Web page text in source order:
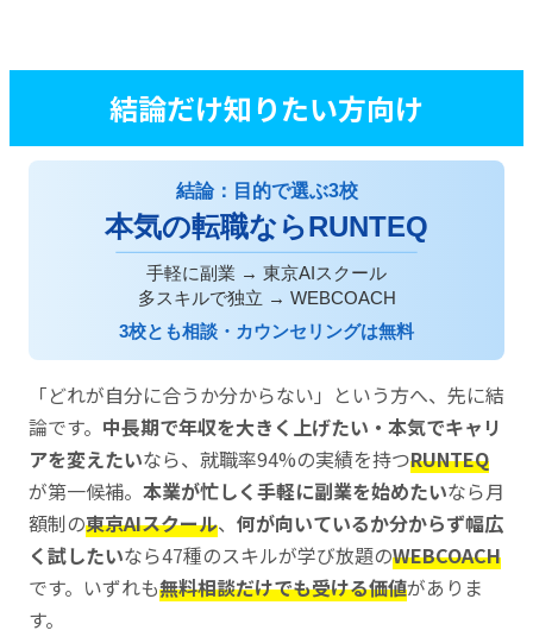
結論だけ知りたい方向け
結論：目的で選ぶ3校
本気の転職ならRUNTEQ
手軽に副業 → 東京AIスクール
多スキルで独立 → WEBCOACH
3校とも相談・カウンセリングは無料
「どれが自分に合うか分からない」という方へ、先に結
論です。 中長期で年収を大きく上げたい・本気でキャリ
アを変えたいなら、就職率94%の実績を持つRUNTEQ
が第一候補。 本業が忙しく手軽に副業を始めたいなら月
額制の東京AIスクール、 何が向いているか分からず幅広
く試したいなら47種のスキルが学び放題のWEBCOACH
です。いずれも無料相談だけでも受ける価値がありま
す。